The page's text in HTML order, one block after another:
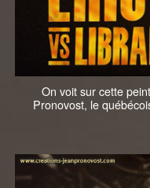
On voit sur cette
Pronovost, le